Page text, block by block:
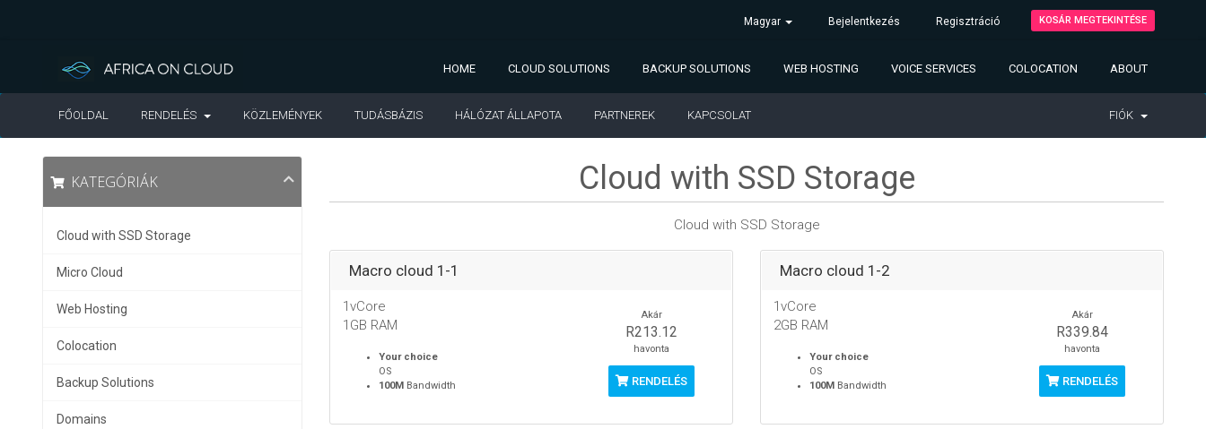
Magyar Bejelentkezés Regisztráció KOSÁR MEGTEKINTÉSE
HOME CLOUD SOLUTIONS BACKUP SOLUTIONS WEB HOSTING VOICE SERVICES COLOCATION ABOUT
FŐOLDAL RENDELÉS KÖZLEMÉNYEK TUDÁSBÁZIS HÁLÓZAT ÁLLAPOTA PARTNEREK KAPCSOLAT FIÓK
KATEGÓRIÁK
Cloud with SSD Storage
Micro Cloud
Web Hosting
Colocation
Backup Solutions
Domains
Cloud with SSD Storage
Cloud with SSD Storage
Macro cloud 1-1
1vCore
1GB RAM
Your choice
OS
100M Bandwidth
Akár
R213.12
havonta
RENDELÉS
Macro cloud 1-2
1vCore
2GB RAM
Your choice
OS
100M Bandwidth
Akár
R339.84
havonta
RENDELÉS